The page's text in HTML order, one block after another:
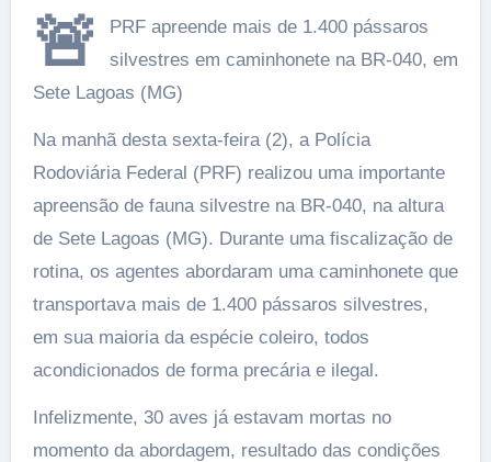
🚨
PRF apreende mais de 1.400 pássaros
silvestres em caminhonete na BR-040, em
Sete Lagoas (MG)
Na manhã desta sexta-feira (2), a Polícia
Rodoviária Federal (PRF) realizou uma importante
apreensão de fauna silvestre na BR-040, na altura
de Sete Lagoas (MG). Durante uma fiscalização de
rotina, os agentes abordaram uma caminhonete que
transportava mais de 1.400 pássaros silvestres,
em sua maioria da espécie coleiro, todos
acondicionados de forma precária e ilegal.
Infelizmente, 30 aves já estavam mortas no
momento da abordagem, resultado das condições